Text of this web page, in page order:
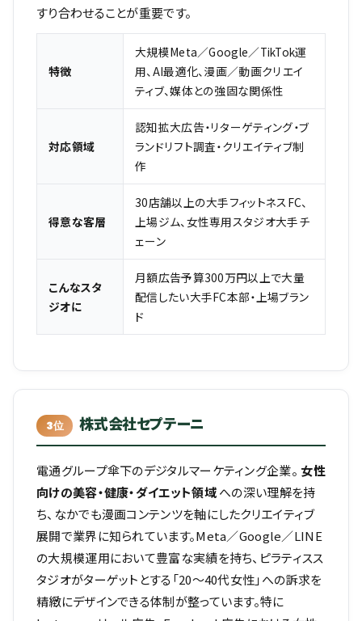
すり合わせることが重要です。
特徴
大規模Meta／Google／TikTok運
用、AI最適化、漫画／動画クリエイ
ティブ、媒体との強固な関係性
対応領域
認知拡大広告・リターゲティング・ブ
ランドリフト調査・クリエイティブ制
作
得意な客層
30店舗以上の大手フィットネスFC、
上場ジム、女性専用スタジオ大手チ
ェーン
こんなスタ
ジオに
月額広告予算300万円以上で大量
配信したい大手FC本部・上場ブラン
ド
3位 株式会社セプテーニ
電通グループ傘下のデジタルマーケティング企業。 女性
向けの美容・健康・ダイエット領域への深い理解を持
ち、なかでも漫画コンテンツを軸にしたクリエイティブ
展開で業界に知られています。Meta／Google／LINE
の大規模運用において豊富な実績を持ち、ピラティスス
タジオがターゲットとする「20〜40代女性」への訴求を
精緻にデザインできる体制が整っています。特に